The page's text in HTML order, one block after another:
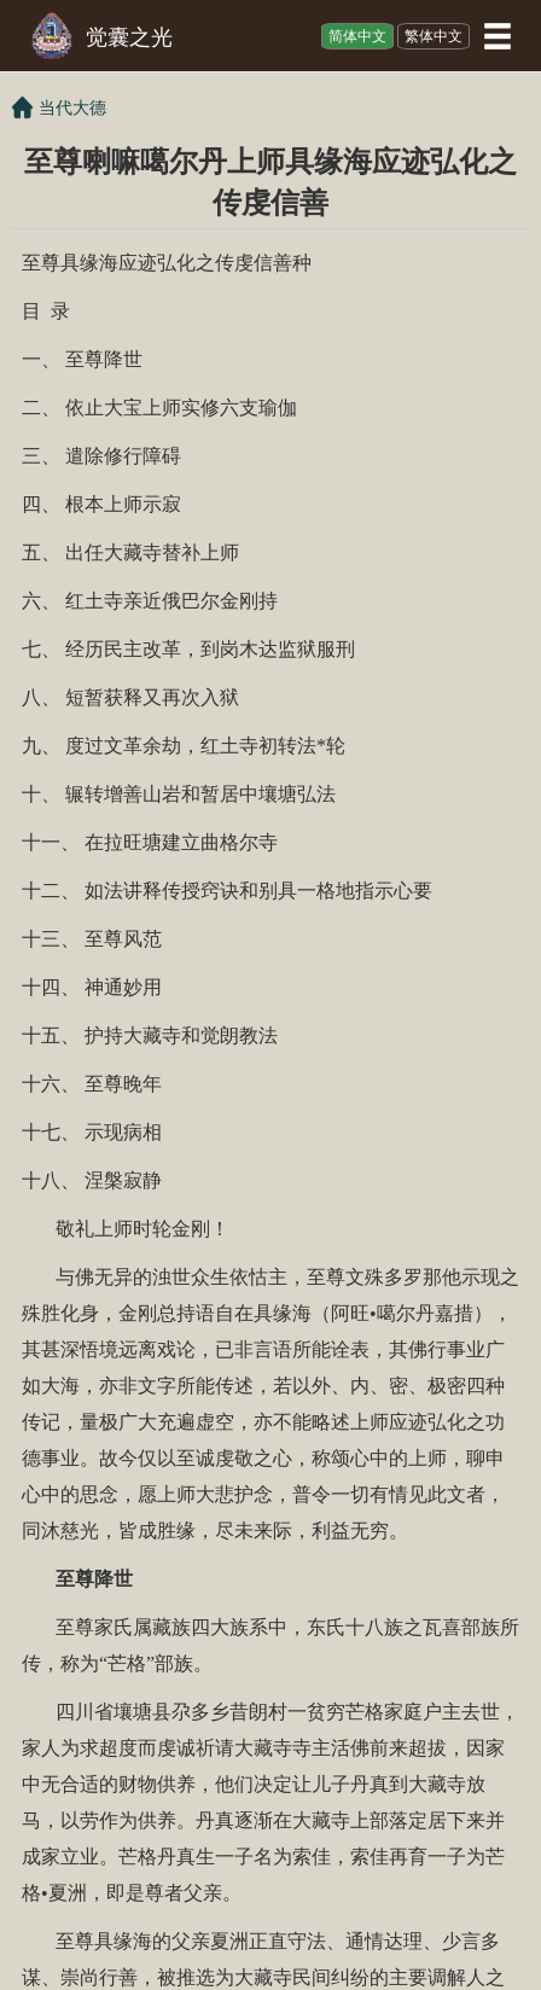
觉囊之光 简体中文 繁体中文
当代大德
至尊喇嘛噶尔丹上师具缘海应迹弘化之
传虔信善
至尊具缘海应迹弘化之传虔信善种
目 录
一、 至尊降世
二、 依止大宝上师实修六支瑜伽
三、 遣除修行障碍
四、 根本上师示寂
五、 出任大藏寺替补上师
六、 红土寺亲近俄巴尔金刚持
七、 经历民主改革，到岗木达监狱服刑
八、 短暂获释又再次入狱
九、 度过文革余劫，红土寺初转法*轮
十、 辗转增善山岩和暂居中壤塘弘法
十一、 在拉旺塘建立曲格尔寺
十二、 如法讲释传授窍诀和别具一格地指示心要
十三、 至尊风范
十四、 神通妙用
十五、 护持大藏寺和觉朗教法
十六、 至尊晚年
十七、 示现病相
十八、 涅槃寂静
敬礼上师时轮金刚！
与佛无异的浊世众生依怙主，至尊文殊多罗那他示现之
殊胜化身，金刚总持语自在具缘海（阿旺•噶尔丹嘉措），
其甚深悟境远离戏论，已非言语所能诠表，其佛行事业广
如大海，亦非文字所能传述，若以外、内、密、极密四种
传记，量极广大充遍虚空，亦不能略述上师应迹弘化之功
德事业。故今仅以至诚虔敬之心，称颂心中的上师，聊申
心中的思念，愿上师大悲护念，普令一切有情见此文者，
同沐慈光，皆成胜缘，尽未来际，利益无穷。
至尊降世
至尊家氏属藏族四大族系中，东氏十八族之瓦喜部族所
传，称为“芒格”部族。
四川省壤塘县尕多乡昔朗村一贫穷芒格家庭户主去世，
家人为求超度而虔诚祈请大藏寺寺主活佛前来超拔，因家
中无合适的财物供养，他们决定让儿子丹真到大藏寺放
马，以劳作为供养。丹真逐渐在大藏寺上部落定居下来并
成家立业。芒格丹真生一子名为索佳，索佳再育一子为芒
格•夏洲，即是尊者父亲。
至尊具缘海的父亲夏洲正直守法、通情达理、少言多
谋、崇尚行善，被推选为大藏寺民间纠纷的主要调解人之